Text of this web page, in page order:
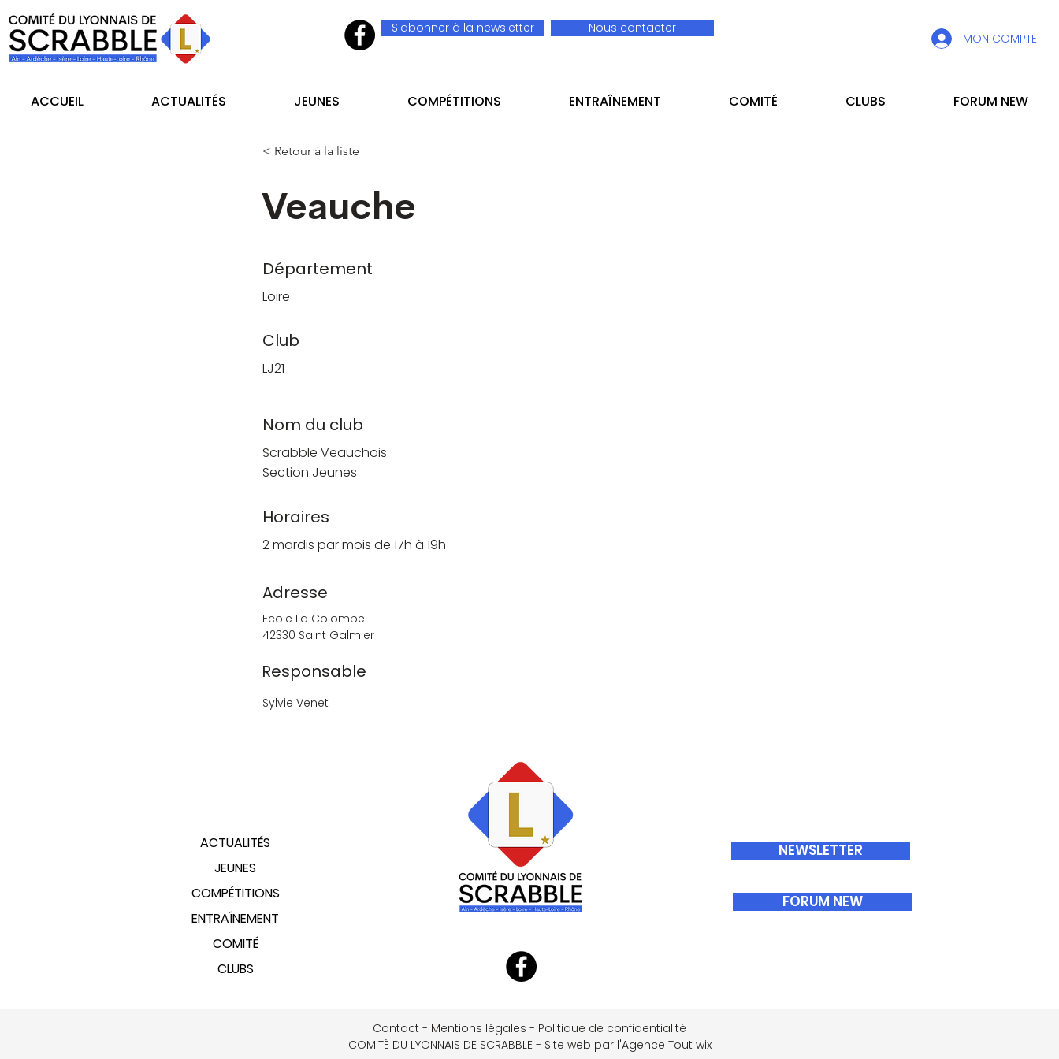
S'abonner à la newsletter Nous contacter
MON COMPTE
ACCUEIL ACTUALITÉS JEUNES COMPÉTITIONS ENTRAÎNEMENT COMITÉ CLUBS FORUM NEW
< Retour à la liste
Veauche
Département
Loire
Club
LJ21
Nom du club
Scrabble Veauchois
Section Jeunes
Horaires
2 mardis par mois de 17h à 19h
Adresse
Ecole La Colombe
42330 Saint Galmier
Responsable
Sylvie Venet
ACTUALITÉS
JEUNES
COMPÉTITIONS
ENTRAÎNEMENT
COMITÉ
CLUBS
NEWSLETTER
FORUM NEW
Contact - Mentions légales - Politique de confidentialité
COMITÉ DU LYONNAIS DE SCRABBLE - Site web par l'Agence Tout wix